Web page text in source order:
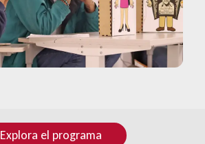
Explora el programa